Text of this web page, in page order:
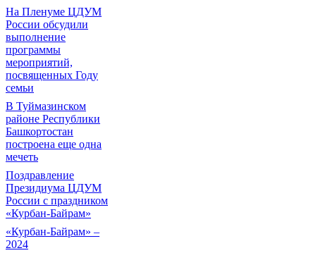
На Пленуме ЦДУМ
России обсудили
выполнение
программы
мероприятий,
посвященных Году
семьи
В Туймазинском
районе Республики
Башкортостан
построена еще одна
мечеть
Поздравление
Президиума ЦДУМ
России с праздником
«Курбан-Байрам»
«Курбан-Байрам» –
2024